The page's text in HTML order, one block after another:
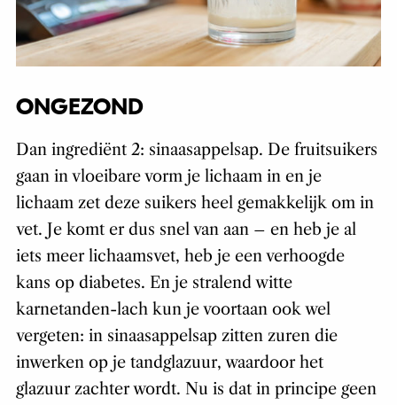
ONGEZOND
Dan ingrediënt 2: sinaasappelsap. De fruitsuikers
gaan in vloeibare vorm je lichaam in en je
lichaam zet deze suikers heel gemakkelijk om in
vet. Je komt er dus snel van aan – en heb je al
iets meer lichaamsvet, heb je een verhoogde
kans op diabetes. En je stralend witte
karnetanden-lach kun je voortaan ook wel
vergeten: in sinaasappelsap zitten zuren die
inwerken op je tandglazuur, waardoor het
glazuur zachter wordt. Nu is dat in principe geen